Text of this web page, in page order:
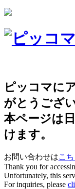
ピッコマに
がとうござ
本ページは
けます。
お問い合わせはこ
Thank you for
Unfortunately, this
For inquiries, please